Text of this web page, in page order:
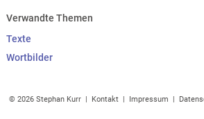
Verwandte Themen
Texte
Wortbilder
© 2026 Stephan Kurr | Kontakt | Impressum |